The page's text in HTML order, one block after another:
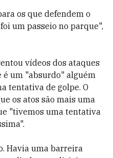
os que defendem o
um passeio no parque",
vídeos dos ataques
é um "absurdo" alguém
tentativa de golpe. O
os atos são mais uma
"tivemos uma tentativa
Havia uma barreira